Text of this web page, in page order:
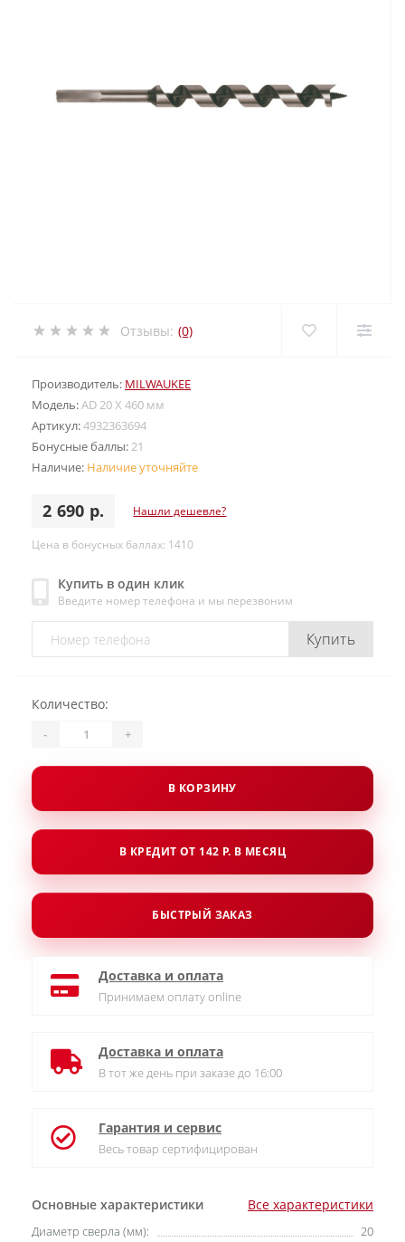
Отзывы: (0)
Производитель: MILWAUKEE
Модель:AD 20 X 460 мм
Артикул:4932363694
Бонусные баллы:21
Наличие: Наличие уточняйте
2 690 р. Нашли дешевле?
Цена в бонусных баллах: 1410
Купить в один клик
Введите номер телефона и мы перезвоним
Купить
Основные характеристики Все характеристики
Диаметр сверла (мм):
20
Количество:
- +
В КОРЗИНУ
В КРЕДИТ ОТ 142 Р. В МЕСЯЦ
БЫСТРЫЙ ЗАКАЗ
Доставка и оплата
Принимаем оплату online
Доставка и оплата
В тот же день при заказе до 16:00
Гарантия и сервис
Весь товар сертифицирован